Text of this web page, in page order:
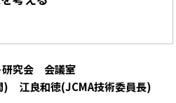
研究会 会議室
) 江良和徳(JCMA技術委員長)